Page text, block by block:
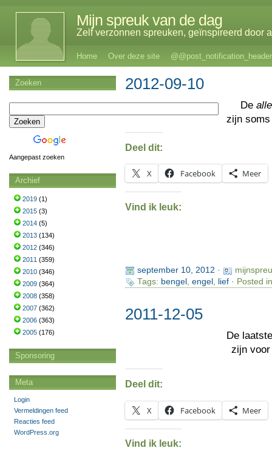
Mijn spreuk van de dag
Zelf verzonnen spreuken, geïnspireerd door
Home Over deze site @@post_notification_header
2012-09-10
De
zijn
Deel dit:
X Facebook Meer
Vind ik leuk:
september 10, 2012 ·
Tags: bengel , engel , lief· Posted
2011-12-05
De
zijn
Deel dit:
X Facebook Meer
Vind ik leuk:
Zoeken
Aangepast zoeken
Archief
2019 (1)
2015 (3)
2014 (5)
2013 (134)
2012 (346)
2011 (359)
2010 (346)
2009 (364)
2008 (358)
2007 (362)
2006 (363)
2005 (176)
Sponsoring
Meta
Login
Vermeldingen feed
Reacties feed
WordPress.org